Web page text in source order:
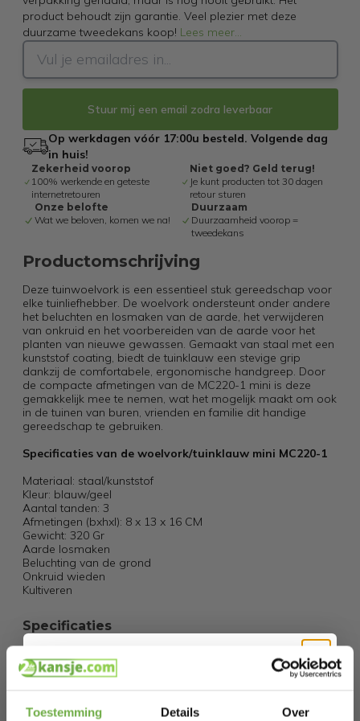
Toestemming Details Over
product behoudt zijn garantie. Veel plezier met deze
duurzame tweedekans koop! Lees meer...
Stuur mij een email zodra leverbaar
Op werkdagen vóór 17:00u besteld. Volgende dag
in huis!
Zekerheid voorop
100% werkende en geteste
internetretouren
Niet goed? Geld terug!
Je kunt producten tot 30 dagen
retour sturen
Onze belofte
Wat we beloven, komen we na!
Duurzaam
Duurzaamheid voorop =
tweedekans
Productomschrijving
Deze tuinwoelvork is een essentieel stuk gereedschap voor
elke tuinliefhebber. De woelvork ondersteunt onder andere
het beluchten en losmaken van de aarde, het verwijderen
van onkruid en het voorbereiden van de aarde voor het
planten van nieuwe gewassen. Gemaakt van staal met een
kunststof coating, biedt de tuinklauw een stevige grip
dankzij de comfortabele, ergonomische handgreep. Door
de compacte afmetingen van de MC220-1 mini is deze
gemakkelijk mee te nemen, wat het mogelijk maakt om ook
in de tuinen van buren, vrienden en familie dit handige
gereedschap te gebruiken.
Specificaties van de woelvork/tuinklauw mini MC220-1
Materiaal: staal/kunststof
Kleur: blauw/geel
Aantal tanden: 3
Afmetingen (bxhxl): 8 x 13 x 16 CM
Gewicht: 320 Gr
Aarde losmaken
Beluchting van de grond
Onkruid wieden
Kultiveren
Specificaties
Artikelnummer